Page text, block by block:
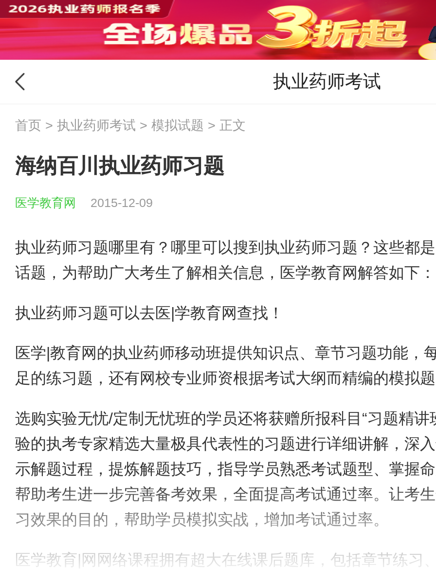
执业药师考试
首页 > 执业药师考试 > 模拟试题 > 正文
海纳百川执业药师习题
医学教育网 2015-12-09
执业药师习题哪里有？哪里可以搜到执业药师习题？这些都
话题，为帮助广大考生了解相关信息，医学教育网解答如下：
执业药师习题可以去医|学教育网查找！
医学|教育网的执业药师移动班提供知识点、章节习题功能，
足的练习题，还有网校专业师资根据考试大纲而精编的模拟
选购实验无忧/定制无忧班的学员还将获赠所报科目“习题精
验的执考专家精选大量极具代表性的习题进行详细讲解，深
示解题过程，提炼解题技巧，指导学员熟悉考试题型、掌握
帮助考生进一步完善备考效果，全面提高考试通过率。让考
习效果的目的，帮助学员模拟实战，增加考试通过率。
医学教育|网网络课程拥有超大在线课后题库，包括章节练习